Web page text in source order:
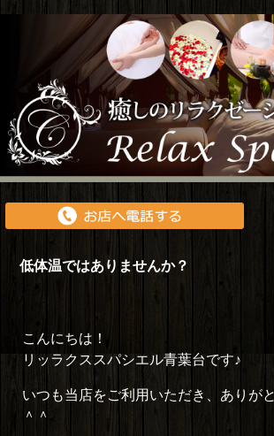
低体温ではありませんか？
こんにちは！
リッラクススパシエル青葉台です♪
いつも当店をご利用いただき、ありが
＾＾